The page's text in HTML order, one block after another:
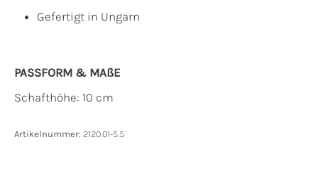
Gefertigt in Ungarn
PASSFORM & MAẞE
Schafthöhe: 10 cm
Artikelnummer: 2120.01-5.5